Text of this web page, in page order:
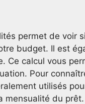
permet de voir
budget. Il est
Ce calcul vous
Pour
utilisés
mensualité du